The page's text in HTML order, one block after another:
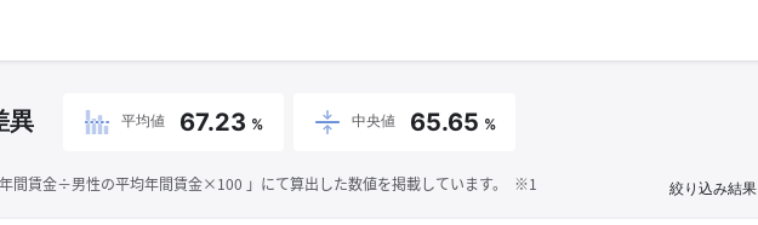
異 平均値 67.23 % 中央値 65.65 %
間賃金÷男性の平均年間賃金×100 」にて算出した数値を掲載しています。 ※1 絞り込み結果